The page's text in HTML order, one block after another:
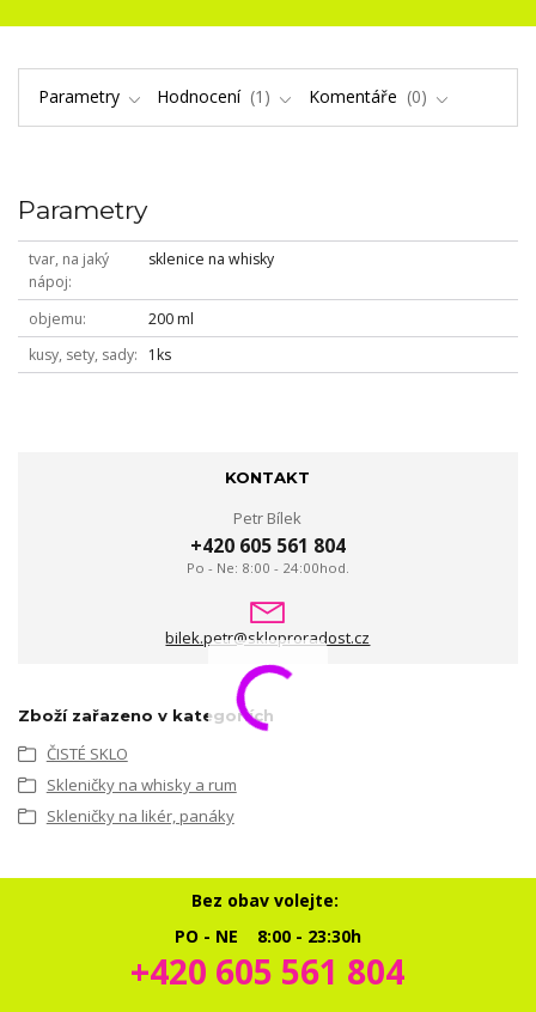
Parametry Hodnocení 1 Komentáře 0
Parametry
tvar, na jaký
nápoj
sklenice na whisky
objemu
200 ml
kusy, sety, sady
1ks
KONTAKT
Petr Bílek
+420 605 561 804
Po - Ne: 8:00 - 24:00hod.
bilek.petr@skloproradost.cz
Zboží zařazeno v kategoriích
ČISTÉ SKLO
Skleničky na whisky a rum
Skleničky na likér, panáky
Bez obav volejte:
PO - NE 8:00 - 23:30h
+420 605 561 804